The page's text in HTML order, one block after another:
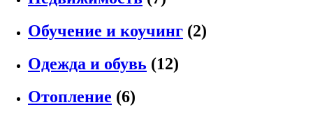
Обучение и коучинг (2)
Одежда и обувь (12)
Отопление (6)